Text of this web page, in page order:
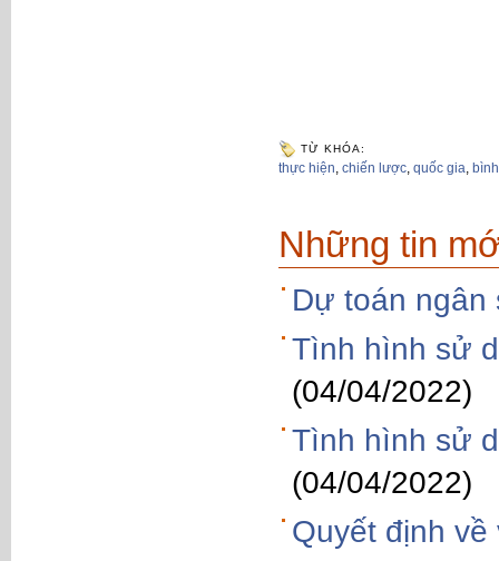
TỪ KHÓA:
thực hiện, chiến lược, quốc gia,
Những tin
Dự toán ngân
Tình hình sử
(04/04/2022)
Tình hình sử
(04/04/2022)
Quyết định